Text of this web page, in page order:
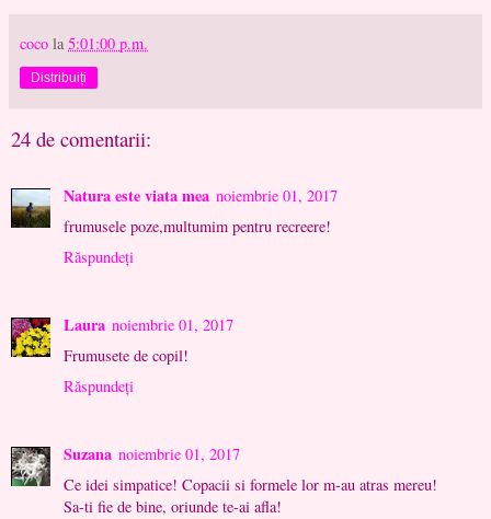
coco la 5:01:00 p.m.
Distribuiți
24 de comentarii:
Natura este viata mea noiembrie 01, 2017
frumusele poze,multumim pentru recreere!
Răspundeți
Laura noiembrie 01, 2017
Frumusete de copil!
Răspundeți
Suzana noiembrie 01, 2017
Ce idei simpatice! Copacii si formele lor m-au atras mereu!
Sa-ti fie de bine, oriunde te-ai afla!